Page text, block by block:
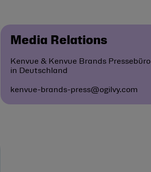
Media Relations
Kenvue & Kenvue Brands Pressebüro
in Deutschland
kenvue-brands-press@ogilvy.com